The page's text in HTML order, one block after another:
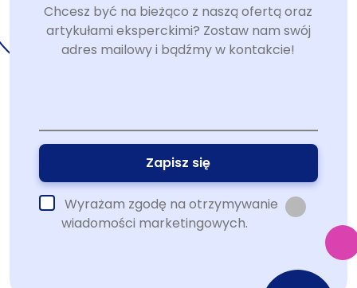
Chcesz być na bieżąco z naszą ofertą oraz
artykułami eksperckimi? Zostaw nam swój
adres mailowy i bądźmy w kontakcie!
Wyrażam zgodę na otrzymywanie
wiadomości marketingowych.